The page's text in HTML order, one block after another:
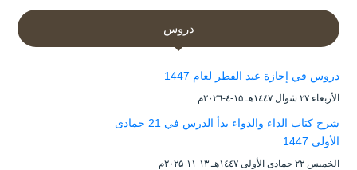
دروس
دروس في إجازة عيد الفطر لعام 1447
الأربعاء ۲۷ شوال ۱٤٤۷هـ ۱۵-٤-۲۰۲٦م
شرح كتاب الداء والدواء بدأ الدرس في 21 جمادى
الأولى 1447
الخميس ۲۲ جمادى الأولى ۱٤٤۷هـ ۱۳-۱۱-۲۰۲۵م